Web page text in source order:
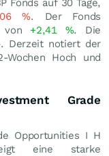
Fonds auf 30 Tage,
%. Der Fonds
von +2,41 %. Die
Derzeit notiert der
Wochen Hoch und
Grade
Opportunities I H
eine starke